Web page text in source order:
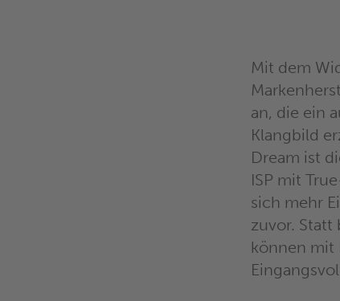
Mit dem
an, die ein
Klangbild
Dream ist
ISP mit
sich mehr
zuvor. Statt
können mit